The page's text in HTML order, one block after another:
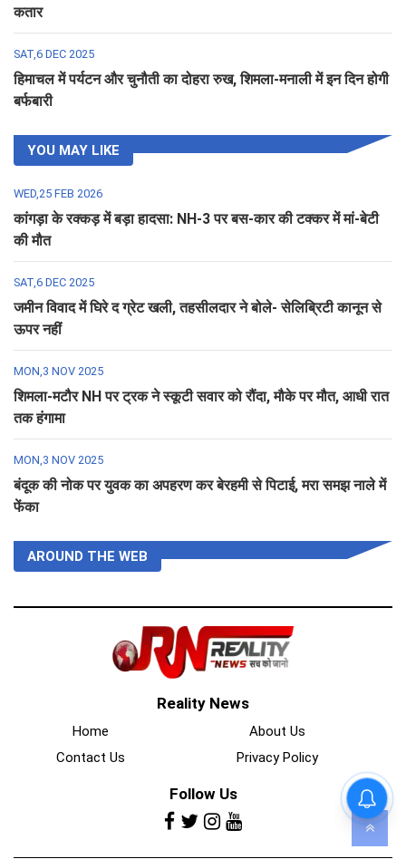
कतार
SAT,6 DEC 2025
हिमाचल में पर्यटन और चुनौती का दोहरा रुख, शिमला-मनाली में इन दिन होगी
बर्फबारी
YOU MAY LIKE
WED,25 FEB 2026
कांगड़ा के रक्कड़ में बड़ा हादसा: NH-3 पर बस-कार की टक्कर में मां-बेटी
की मौत
SAT,6 DEC 2025
जमीन विवाद में घिरे द ग्रेट खली, तहसीलदार ने बोले- सेलिब्रिटी कानून से
ऊपर नहीं
MON,3 NOV 2025
शिमला-मटौर NH पर ट्रक ने स्कूटी सवार को रौंदा, मौके पर मौत, आधी रात
तक हंगामा
MON,3 NOV 2025
बंदूक की नोक पर युवक का अपहरण कर बेरहमी से पिटाई, मरा समझ नाले में
फेंका
AROUND THE WEB
Reality News
Home
About Us
Contact Us
Privacy Policy
Follow Us